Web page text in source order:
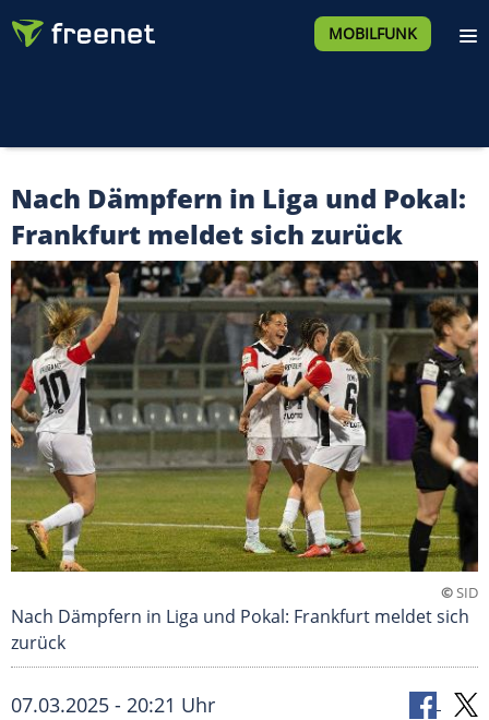
MOBILFUNK
Nach Dämpfern in Liga und Pokal:
Frankfurt meldet sich zurück
©SID
Nach Dämpfern in Liga und Pokal: Frankfurt meldet sich
zurück
07.03.2025 - 20:21 Uhr